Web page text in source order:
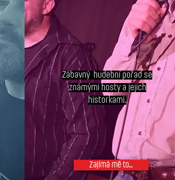
Zábavný hudební pořad se
známými hosty a jejich
historkami.
Zajímá mě to...